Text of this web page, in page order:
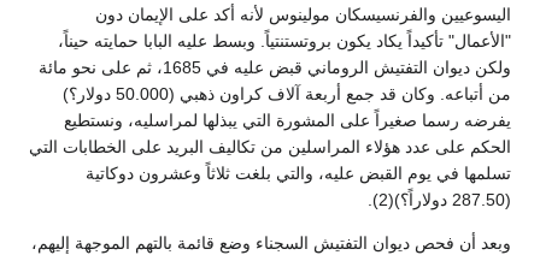
اليسوعيين والفرنسيسكان مولينوس لأنه أكد على الإيمان دون
"الأعمال" تأكيداً يكاد يكون بروتستنتياً. وبسط عليه البابا حمايته حيناً،
ولكن ديوان التفتيش الروماني قبض عليه في 1685، ثم على نحو مائة
من أتباعه. وكان قد جمع أربعة آلاف كراون ذهبي (50.000 دولار؟)
يفرضه رسما صغيراً على المشورة التي يبذلها لمراسليه، ونستطيع
الحكم على عدد هؤلاء المراسلين من تكاليف البريد على الخطابات التي
تسلمها في يوم القبض عليه، والتي بلغت ثلاثاً وعشرون دوكاتية
(287.50 دولاراً؟)(2).
وبعد أن فحص ديوان التفتيش السجناء وضع قائمة بالتهم الموجهة إليهم،